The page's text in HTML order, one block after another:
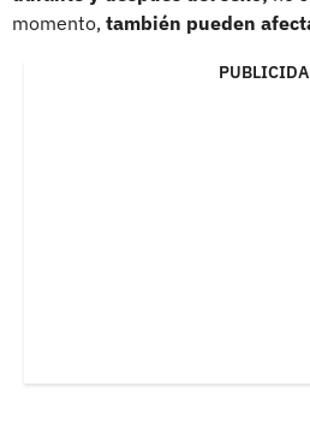
momento, también pueden